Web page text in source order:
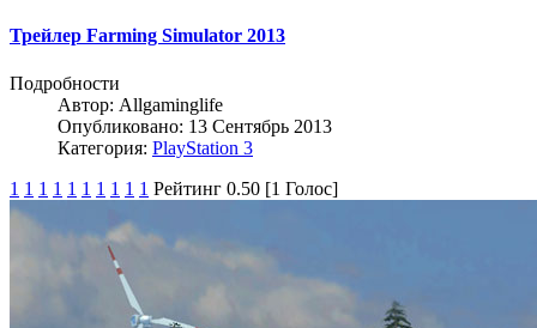
Трейлер Farming Simulator 2013
Подробности
Автор: Allgaminglife
Опубликовано: 13 Сентябрь 2013
Категория: PlayStation 3
1 1 1 1 1 1 1 1 1 1 Рейтинг 0.50 [1 Голос]